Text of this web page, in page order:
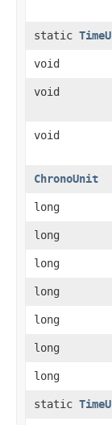
static
void
void
void
ChronoUnit
long
long
long
long
long
long
long
static